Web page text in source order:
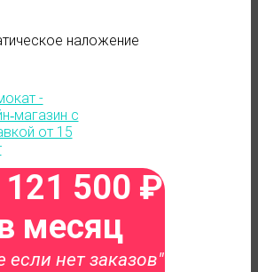
наложение
500 ₽
месяц
если нет заказов"